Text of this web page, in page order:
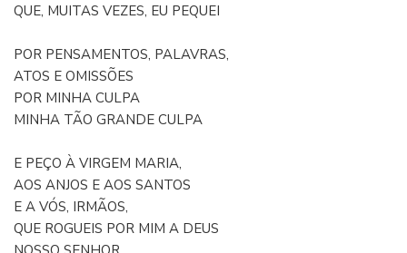
QUE, MUITAS VEZES, EU PEQUEI
POR PENSAMENTOS, PALAVRAS,
ATOS E OMISSÕES
POR MINHA CULPA
MINHA TÃO GRANDE CULPA
E PEÇO À VIRGEM MARIA,
AOS ANJOS E AOS SANTOS
E A VÓS, IRMÃOS,
QUE ROGUEIS POR MIM A DEUS